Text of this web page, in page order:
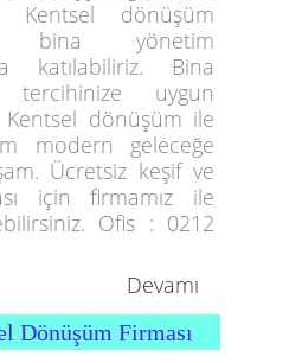
Kentsel dönüşüm
bina yönetim
katılabiliriz. Bina
uygun
Kentsel dönüşüm ile
modern geleceğe
Ücretsiz keşif ve
için firmamız ile
Ofis : 0212
Devamı
Dönüşüm Firması